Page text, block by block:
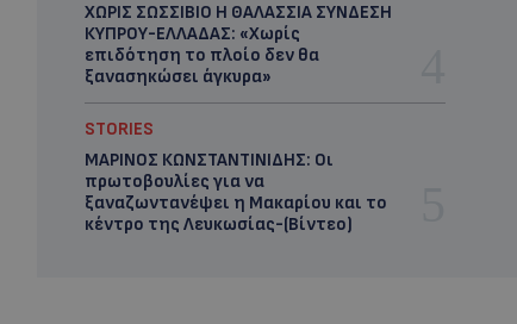
ΧΩΡΙΣ ΣΩΣΣΙΒΙΟ Η ΘΑΛΑΣΣΙΑ ΣΥΝΔΕΣΗ
ΚΥΠΡΟΥ-ΕΛΛΑΔΑΣ: «Χωρίς
επιδότηση το πλοίο δεν θα
ξανασηκώσει άγκυρα»
STORIES
ΜΑΡΙΝΟΣ ΚΩΝΣΤΑΝΤΙΝΙΔΗΣ: Οι
πρωτοβουλίες για να
ξαναζωντανέψει η Μακαρίου και το
κέντρο της Λευκωσίας-(Βίντεο)